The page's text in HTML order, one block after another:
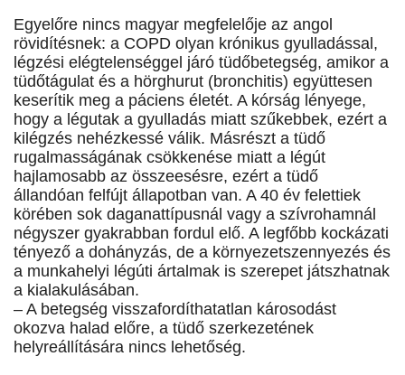
Egyelőre nincs magyar megfelelője az angol
rövidítésnek: a COPD olyan krónikus gyulladással,
légzési elégtelenséggel járó tüdőbetegség, amikor a
tüdőtágulat és a hörghurut (bronchitis) együttesen
keserítik meg a páciens életét. A kórság lényege,
hogy a légutak a gyulladás miatt szűkebbek, ezért a
kilégzés nehézkessé válik. Másrészt a tüdő
rugalmasságának csökkenése miatt a légút
hajlamosabb az összeesésre, ezért a tüdő
állandóan felfújt állapotban van. A 40 év felettiek
körében sok daganattípusnál vagy a szívrohamnál
négyszer gyakrabban fordul elő. A legfőbb kockázati
tényező a dohányzás, de a környezetszennyezés és
a munkahelyi légúti ártalmak is szerepet játszhatnak
a kialakulásában.
– A betegség visszafordíthatatlan károsodást
okozva halad előre, a tüdő szerkezetének
helyreállítására nincs lehetőség.